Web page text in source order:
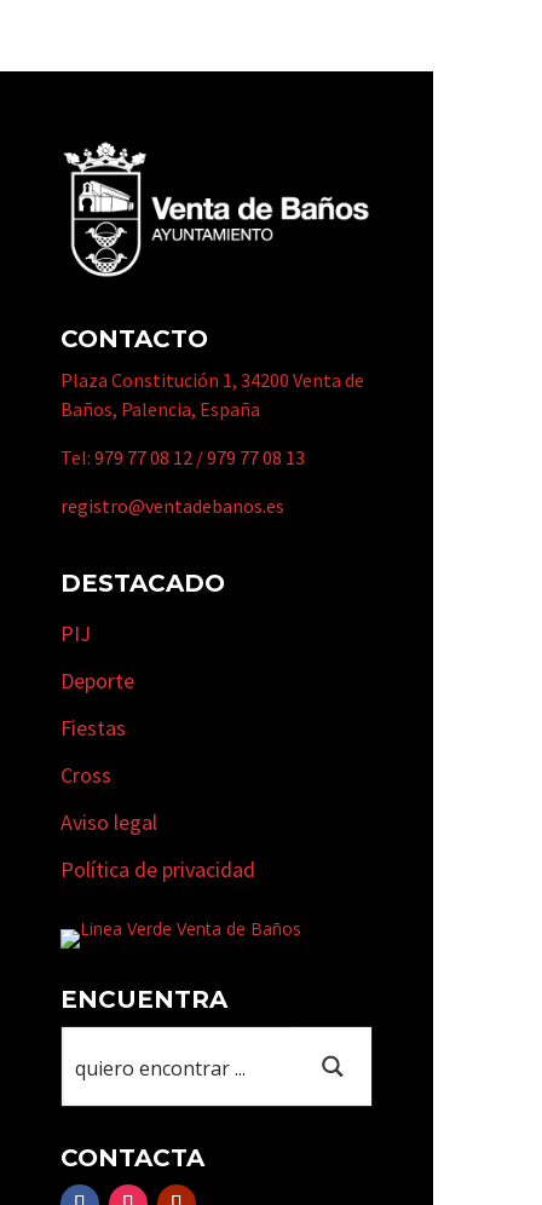
CONTACTO
Plaza Constitución 1, 34200 Venta de
Baños, Palencia, España
Tel: 979 77 08 12 /979 77 08 13
registro@ventadebanos.es
DESTACADO
PIJ
Deporte
Fiestas
Cross
Aviso legal
Política de privacidad
ENCUENTRA
CONTACTA